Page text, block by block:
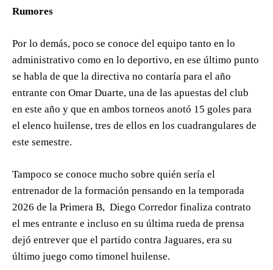
Rumores
Por lo demás, poco se conoce del equipo tanto en lo
administrativo como en lo deportivo, en ese último punto
se habla de que la directiva no contaría para el año
entrante con Omar Duarte, una de las apuestas del club
en este año y que en ambos torneos anotó 15 goles para
el elenco huilense, tres de ellos en los cuadrangulares de
este semestre.
Tampoco se conoce mucho sobre quién sería el
entrenador de la formación pensando en la temporada
2026 de la Primera B, Diego Corredor finaliza contrato
el mes entrante e incluso en su última rueda de prensa
dejó entrever que el partido contra Jaguares, era su
último juego como timonel huilense.